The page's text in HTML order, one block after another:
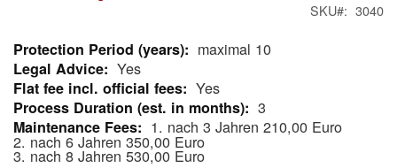
SKU 3040
More
Information
maximal 10
Yes
Yes
3
1. nach 3 Jahren 210,00 Euro
2. nach 6 Jahren 350,00 Euro
3. nach 8 Jahren 530,00 Euro